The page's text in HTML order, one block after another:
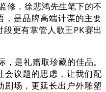
，徐悲鸿先生笔下的不
，是品牌高端计谋的主要
更有掌管人歌王PK赛出
，是礼赠取珍藏的佳品。
会议题的思虑，让我们配
剧场，更延长出户外雕塑